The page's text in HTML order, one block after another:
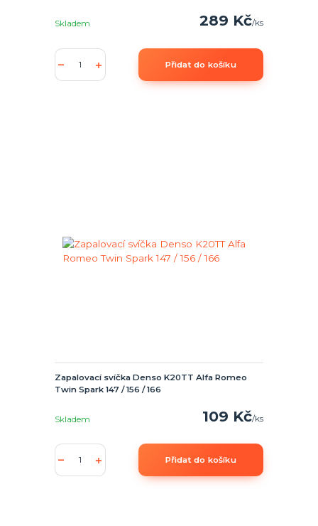
289 Kč/ks
Skladem
Přidat do košíku
Zapalovací svíčka Denso K20TT Alfa Romeo
Twin Spark 147 / 156 / 166
109 Kč/ks
Skladem
Přidat do košíku